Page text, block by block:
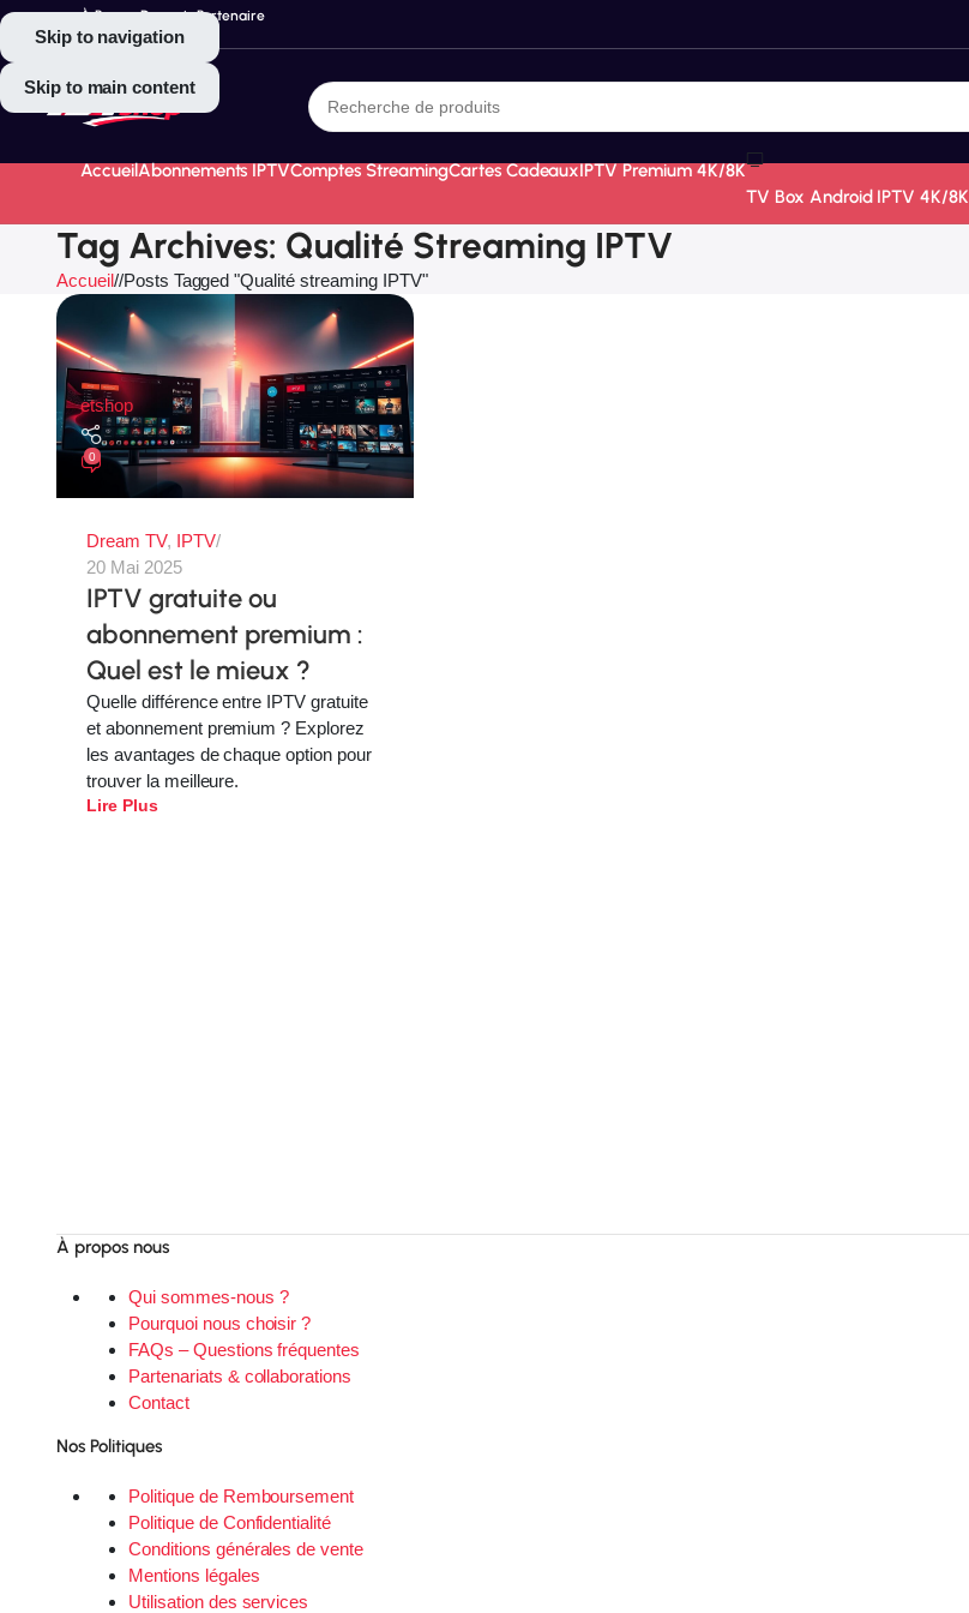
Skip to navigation
Skip to main content
À ProposDevenir Partenaire
AccueilAbonnements IPTVComptes StreamingCartes CadeauxIPTV Premium 4K/8K
TV Box Android IPTV 4K/8K
Tag Archives: Qualité Streaming IPTV
Accueil/ Posts Tagged "Qualité streaming IPTV"
etshop
0
Dream TV, IPTV
20 Mai 2025
IPTV gratuite ou
abonnement premium :
Quel est le mieux ?
Quelle différence entre IPTV gratuite
et abonnement premium ? Explorez
les avantages de chaque option pour
trouver la meilleure.
Lire Plus
À propos nous
Qui sommes-nous ?
Pourquoi nous choisir ?
FAQs – Questions fréquentes
Partenariats & collaborations
Contact
Nos Politiques
Politique de Remboursement
Politique de Confidentialité
Conditions générales de vente
Mentions légales
Utilisation des services